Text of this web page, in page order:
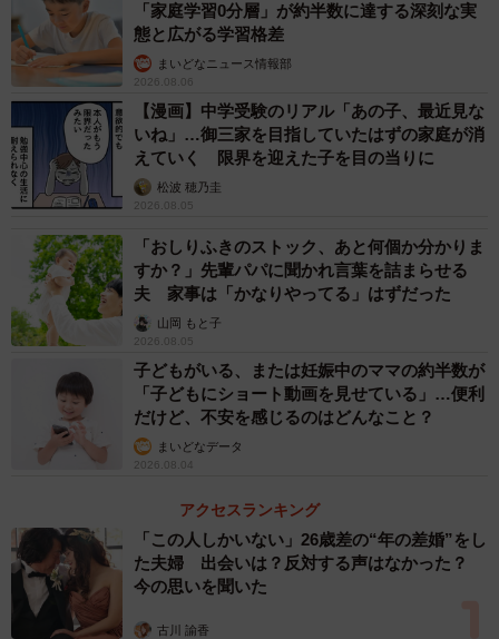
た回答が上位に並びました。
さらに、「学費以外に教育にかけている月の費用」につい
ては、「1万円以上2万円未満」（24.3%）、「2万円以上3
万円未満」（19.6%）、「5000円以上1万円未満」
（18.2%）、「5000円未満」（13.9%）、「3万円以上4万
円未満」（10.8%）という結果になりました。
4/6
受験に向けて取り組んでいることは、成果につながっていると実感でき
ていますか？（提供画像）
「家庭学習0分層」が約半数に達する深刻な実
態と広がる学習格差
まいどなニュース情報部
2026.08.06
【漫画】中学受験のリアル「あの子、最近見な
いね」…御三家を目指していたはずの家庭が消
えていく 限界を迎えた子を目の当りに
松波 穂乃圭
2026.08.05
「おしりふきのストック、あと何個か分かりま
すか？」先輩パパに聞かれ言葉を詰まらせる
夫 家事は「かなりやってる」はずだった
山岡 もと子
2026.08.05
子どもがいる、または妊娠中のママの約半数が
「子どもにショート動画を見せている」…便利
だけど、不安を感じるのはどんなこと？
まいどなデータ
2026.08.04
アクセスランキング
「この人しかいない」26歳差の“年の差婚”をし
た夫婦 出会いは？反対する声はなかった？
今の思いを聞いた
古川 諭香